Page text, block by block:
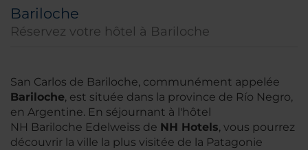
Bariloche
Réservez votre hôtel à Bariloche
San Carlos de Bariloche, communément appelée
Bariloche, est située dans la province de Río Negro,
en Argentine. En séjournant à l'hôtel
NH Bariloche Edelweiss de NH Hotels, vous pourrez
découvrir la ville la plus visitée de la Patagonie